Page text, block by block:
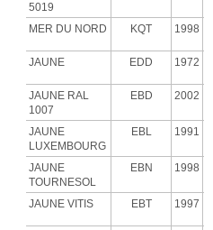
5019
MER DU NORD KQT 1998
JAUNE EDD 1972
JAUNE RAL
1007
EBD 2002
JAUNE
LUXEMBOURG
EBL 1991
JAUNE
TOURNESOL
EBN 1998
JAUNE VITIS EBT 1997